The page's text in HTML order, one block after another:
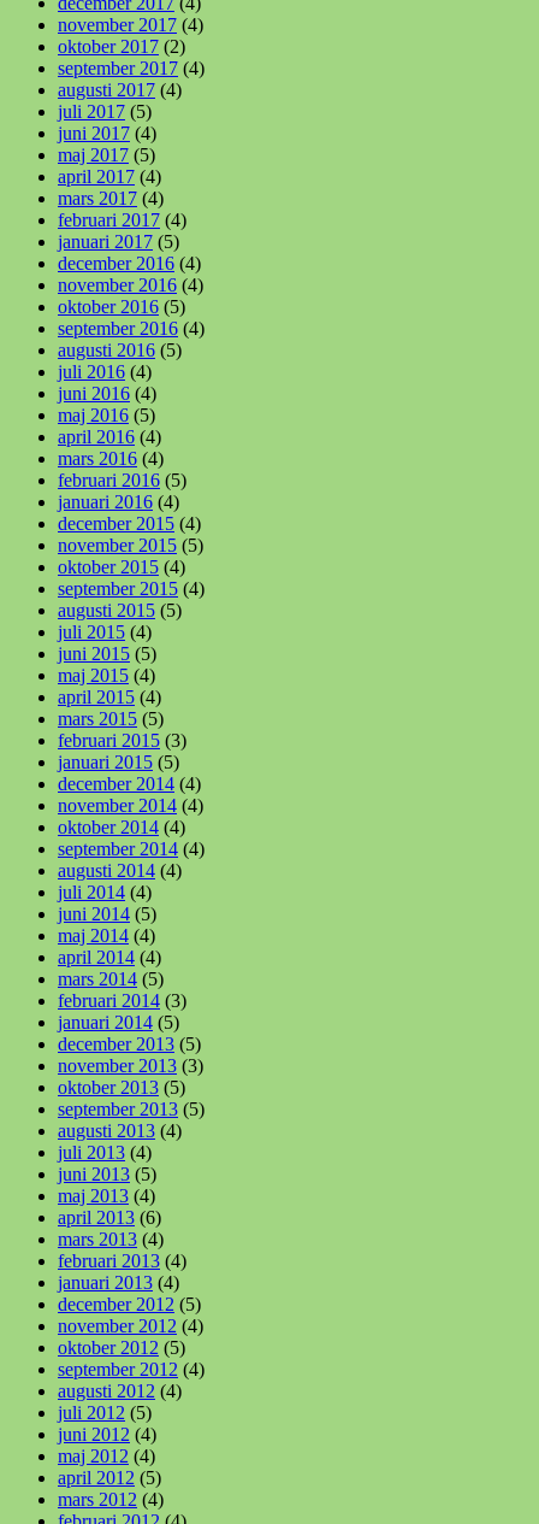
november 2017 (4)
oktober 2017 (2)
september 2017 (4)
augusti 2017 (4)
juli 2017 (5)
juni 2017 (4)
maj 2017 (5)
april 2017 (4)
mars 2017 (4)
februari 2017 (4)
januari 2017 (5)
december 2016 (4)
november 2016 (4)
oktober 2016 (5)
september 2016 (4)
augusti 2016 (5)
juli 2016 (4)
juni 2016 (4)
maj 2016 (5)
april 2016 (4)
mars 2016 (4)
februari 2016 (5)
januari 2016 (4)
december 2015 (4)
november 2015 (5)
oktober 2015 (4)
september 2015 (4)
augusti 2015 (5)
juli 2015 (4)
juni 2015 (5)
maj 2015 (4)
april 2015 (4)
mars 2015 (5)
februari 2015 (3)
januari 2015 (5)
december 2014 (4)
november 2014 (4)
oktober 2014 (4)
september 2014 (4)
augusti 2014 (4)
juli 2014 (4)
juni 2014 (5)
maj 2014 (4)
april 2014 (4)
mars 2014 (5)
februari 2014 (3)
januari 2014 (5)
december 2013 (5)
november 2013 (3)
oktober 2013 (5)
september 2013 (5)
augusti 2013 (4)
juli 2013 (4)
juni 2013 (5)
maj 2013 (4)
april 2013 (6)
mars 2013 (4)
februari 2013 (4)
januari 2013 (4)
december 2012 (5)
november 2012 (4)
oktober 2012 (5)
september 2012 (4)
augusti 2012 (4)
juli 2012 (5)
juni 2012 (4)
maj 2012 (4)
april 2012 (5)
mars 2012 (4)